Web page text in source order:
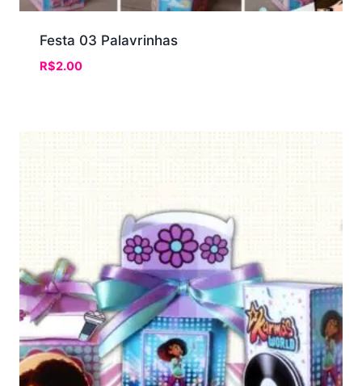
Festa 03 Palavrinhas
R$2.00